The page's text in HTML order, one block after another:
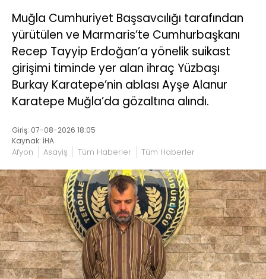
Muğla Cumhuriyet Başsavcılığı tarafından
yürütülen ve Marmaris’te Cumhurbaşkanı
Recep Tayyip Erdoğan’a yönelik suikast
girişimi timinde yer alan ihraç Yüzbaşı
Burkay Karatepe’nin ablası Ayşe Alanur
Karatepe Muğla’da gözaltına alındı.
Giriş: 07-08-2026 18:05
Kaynak: İHA
Afyon Asayiş Tüm Haberler Tüm Haberler